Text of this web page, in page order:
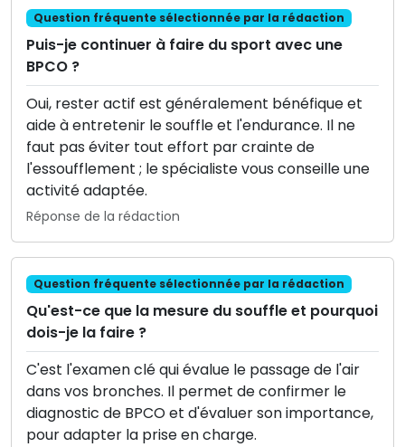
Question fréquente sélectionnée par la rédaction
Puis-je continuer à faire du sport avec une
BPCO ?
Oui, rester actif est généralement bénéfique et
aide à entretenir le souffle et l'endurance. Il ne
faut pas éviter tout effort par crainte de
l'essoufflement ; le spécialiste vous conseille une
activité adaptée.
Réponse de la rédaction
Question fréquente sélectionnée par la rédaction
Qu'est-ce que la mesure du souffle et pourquoi
dois-je la faire ?
C'est l'examen clé qui évalue le passage de l'air
dans vos bronches. Il permet de confirmer le
diagnostic de BPCO et d'évaluer son importance,
pour adapter la prise en charge.